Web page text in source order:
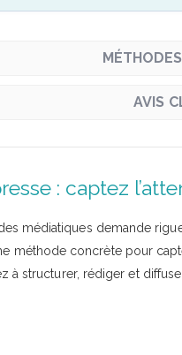
AVIS
: captez
médiatiques demande
concrète pour
à structurer, rédiger et